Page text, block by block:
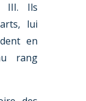
III. Ils
lui
en
rang